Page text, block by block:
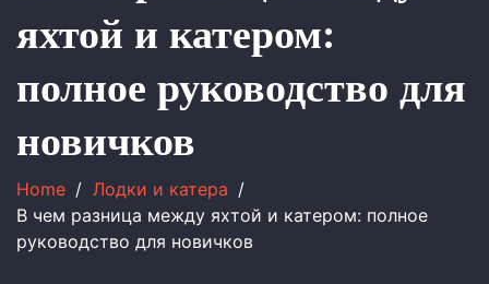
яхтой и катером:
полное руководство для
новичков
Home
Лодки и катера
В чем разница между яхтой и катером: полное
руководство для новичков